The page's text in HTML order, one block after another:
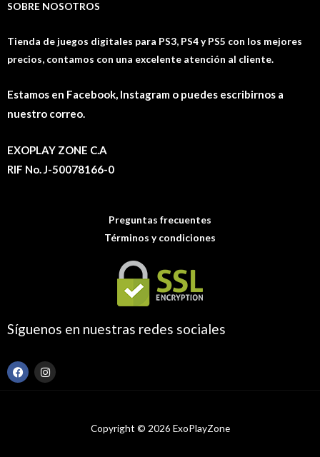
SOBRE NOSOTROS
Tienda de juegos digitales para PS3, PS4 y PS5 con los mejores
precios, contamos con una excelente atención al cliente.
Estamos en Facebook, Instagram o puedes escribirnos a
nuestro correo.
EXOPLAY ZONE C.A
RIF No. J-50078166-0
Preguntas frecuentes
Términos y condiciones
Síguenos en nuestras redes sociales
F
a
I
n
Copyright © 2026 ExoPlayZone